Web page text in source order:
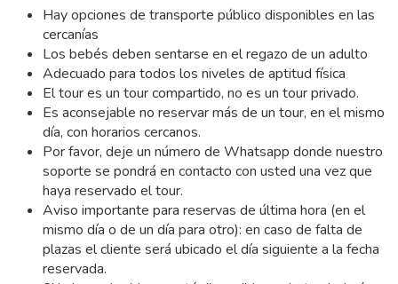
Hay opciones de transporte público disponibles en las
cercanías
Los bebés deben sentarse en el regazo de un adulto
Adecuado para todos los niveles de aptitud física
El tour es un tour compartido, no es un tour privado.
Es aconsejable no reservar más de un tour, en el mismo
día, con horarios cercanos.
Por favor, deje un número de Whatsapp donde nuestro
soporte se pondrá en contacto con usted una vez que
haya reservado el tour.
Aviso importante para reservas de última hora (en el
mismo día o de un día para otro): en caso de falta de
plazas el cliente será ubicado el día siguiente a la fecha
reservada.